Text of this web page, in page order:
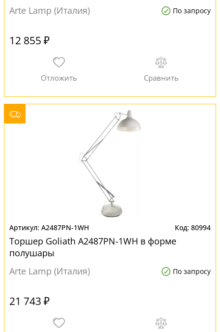
Arte Lamp (Италия)
По запросу
12 855 ₽
A2487PN-1WH 80994
Торшер Goliath A2487PN-1WH в форме
полушары
Arte Lamp (Италия)
По запросу
21 743 ₽